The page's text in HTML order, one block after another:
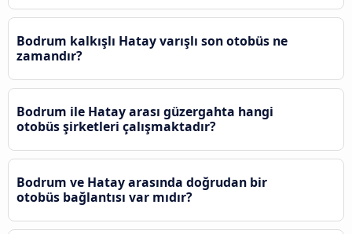
Bodrum kalkışlı Hatay varışlı son otobüs ne
zamandır?
Bodrum ile Hatay arası güzergahta hangi
otobüs şirketleri çalışmaktadır?
Bodrum ve Hatay arasında doğrudan bir
otobüs bağlantısı var mıdır?